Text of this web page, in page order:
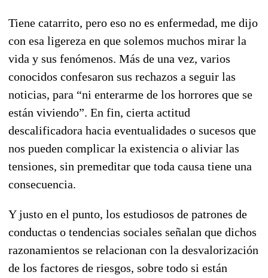
Tiene catarrito, pero eso no es enfermedad, me dijo
con esa ligereza en que solemos muchos mirar la
vida y sus fenómenos. Más de una vez, varios
conocidos confesaron sus rechazos a seguir las
noticias, para “ni enterarme de los horrores que se
están viviendo”. En fin, cierta actitud
descalificadora hacia eventualidades o sucesos que
nos pueden complicar la existencia o aliviar las
tensiones, sin premeditar que toda causa tiene una
consecuencia.
Y justo en el punto, los estudiosos de patrones de
conductas o tendencias sociales señalan que dichos
razonamientos se relacionan con la desvalorización
de los factores de riesgos, sobre todo si están